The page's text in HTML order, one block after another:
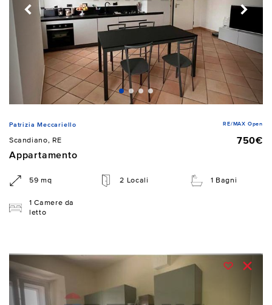
Patrizia Meccariello RE/MAX Open
Scandiano, RE
750€
Appartamento
59 mq 2 Locali 1 Bagni
1 Camere da
letto